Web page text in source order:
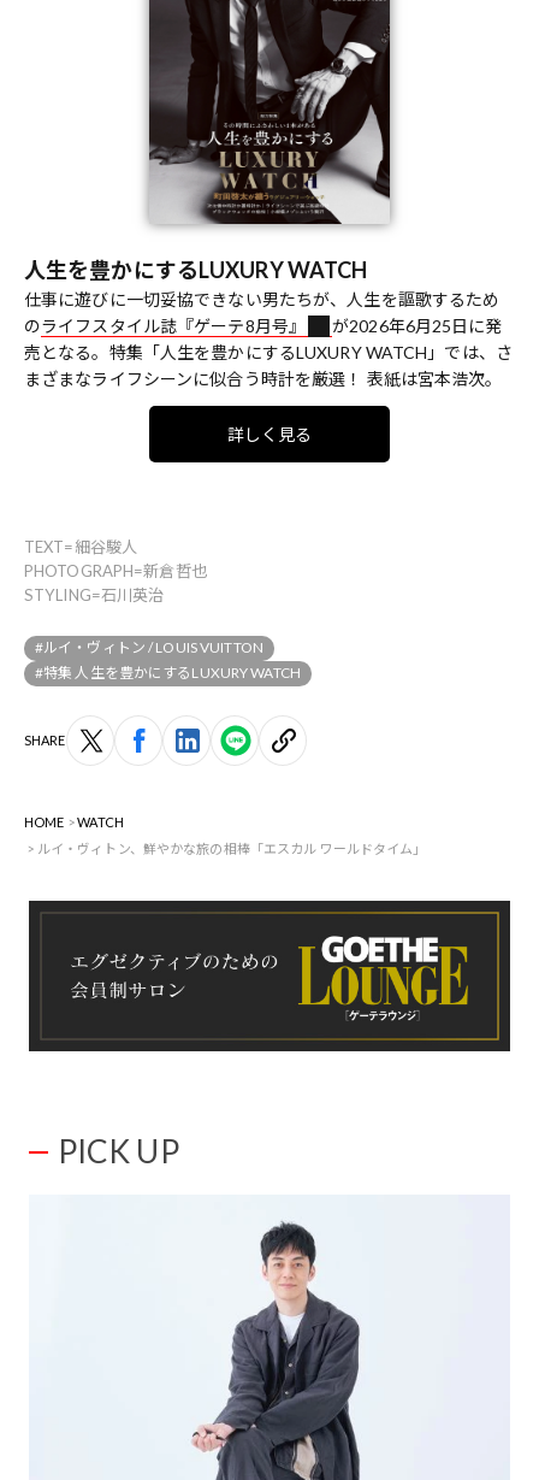
人生を豊かにするLUXURY WATCH
仕事に遊びに一切妥協できない男たちが、人生を謳歌するため
のライフスタイル誌『ゲーテ8月号』
が2026年6月25日に発
売となる。特集「人生を豊かにするLUXURY WATCH」では、さ
まざまなライフシーンに似合う時計を厳選！ 表紙は宮本浩次。
詳しく見る
TEXT=細谷駿人
PHOTOGRAPH=新倉哲也
STYLING=石川英治
#ルイ・ヴィトン / LOUIS VUITTON
#特集 人生を豊かにするLUXURY WATCH
SHARE
HOME
WATCH
ルイ・ヴィトン、鮮やかな旅の相棒「エスカル ワールドタイム」
PICK UP